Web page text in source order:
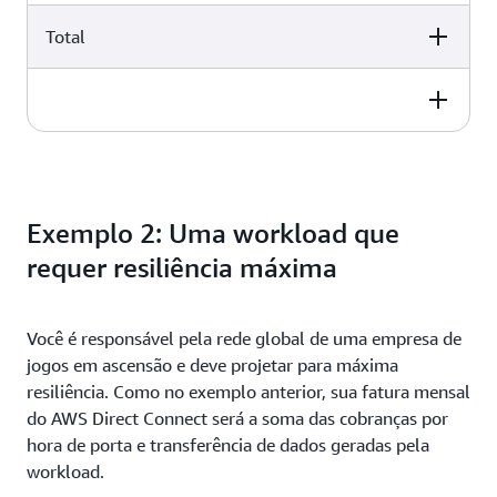
$ 963.60 USD per month
Total
USD 963,60 + USD 20,48
Exemplo 2: Uma workload que
requer resiliência máxima
Você é responsável pela rede global de uma empresa de
jogos em ascensão e deve projetar para máxima
resiliência. Como no exemplo anterior, sua fatura mensal
do AWS Direct Connect será a soma das cobranças por
hora de porta e transferência de dados geradas pela
workload.